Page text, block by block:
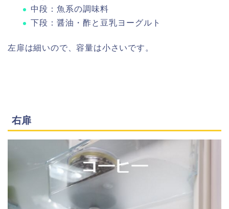
中段：魚系の調味料
下段：醤油・酢と豆乳ヨーグルト
左扉は細いので、容量は小さいです。
右扉